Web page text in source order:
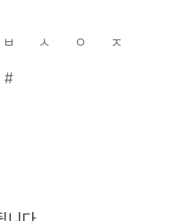
ㅂ ㅅ ㅇ ㅈ
#